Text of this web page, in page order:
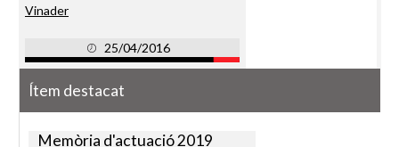
Vinader
25/04/2016
Ítem destacat
Memòria d'actuació 2019